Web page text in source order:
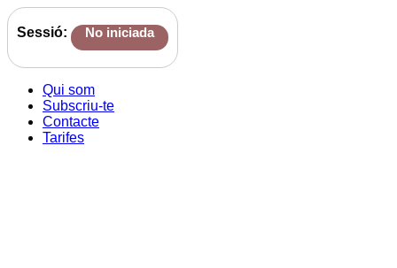
Sessió: No iniciada
Qui som
Subscriu-te
Contacte
Tarifes